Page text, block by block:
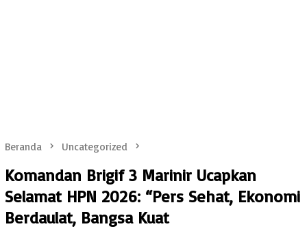
Beranda Uncategorized
Komandan Brigif 3 Marinir Ucapkan
Selamat HPN 2026: “Pers Sehat, Ekonomi
Berdaulat, Bangsa Kuat